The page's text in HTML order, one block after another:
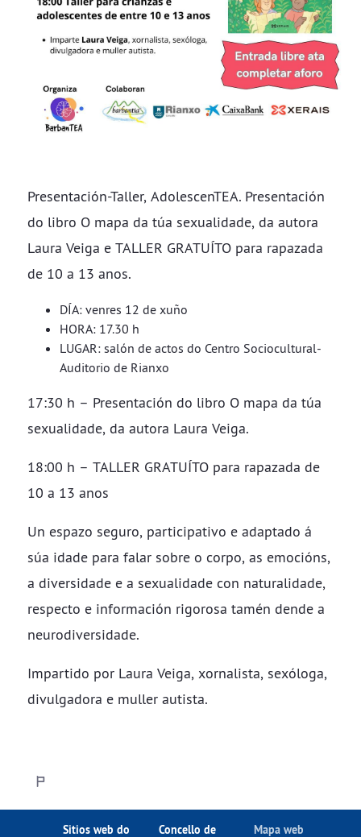
Presentación-Taller, AdolescenTEA. Presentación
do libro O mapa da túa sexualidade, da autora
Laura Veiga e TALLER GRATUÍTO para rapazada
de 10 a 13 anos.
DÍA: venres 12 de xuño
HORA: 17.30 h
LUGAR: salón de actos do Centro Sociocultural-
Auditorio de Rianxo
17:30 h – Presentación do libro O mapa da túa
sexualidade, da autora Laura Veiga.
18:00 h – TALLER GRATUÍTO para rapazada de
10 a 13 anos
Un espazo seguro, participativo e adaptado á
súa idade para falar sobre o corpo, as emocións,
a diversidade e a sexualidade con naturalidade,
respecto e información rigorosa tamén dende a
neurodiversidade.
Impartido por Laura Veiga, xornalista, sexóloga,
divulgadora e muller autista.
Sitios web do Concello de Mapa web